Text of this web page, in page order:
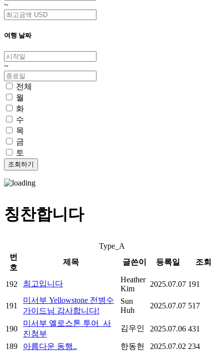
~
여행 날짜
~
전체
월
화
수
목
금
토
칭찬합니다
Type_A
번
호
제목 글쓴이 등록일 조회
192 최고입니다
Heather
Kim
2025.07.07 191
191
미서부 Yellowstone 전병수
가이드님 감사합니다!
Sun
Huh
2025.07.07 517
190
미서부 옐로스톤 투어_사
진첨부
김우인 2025.07.06 431
189 아름다운 동행.. 한동헌 2025.07.02 234